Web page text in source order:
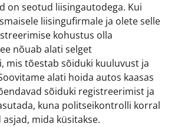
on seotud liisingautodega. Kui
liisingufirmale ja olete selle
kohustus olla
nõuab alati selget
mis tõestab sõiduki kuuluvust ja
alati hoida autos kaasas
sõiduki registreerimist ja
kuna politseikontrolli korral
mida küsitakse.